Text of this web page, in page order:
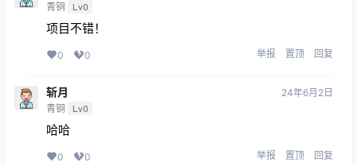
青铜 Lv0
项目不错！
0 0 举报 置顶 回复
斩月
青铜 Lv0
24年6月2日
哈哈
0 0 举报 置顶 回复